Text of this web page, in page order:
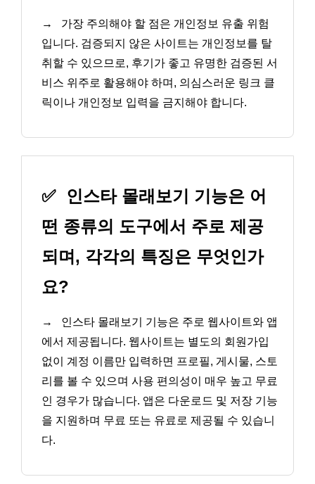
→
가장 주의해야 할 점은 개인정보 유출 위험
입니다. 검증되지 않은 사이트는 개인정보를 탈
취할 수 있으므로, 후기가 좋고 유명한 검증된 서
비스 위주로 활용해야 하며, 의심스러운 링크 클
릭이나 개인정보 입력을 금지해야 합니다.
✅
인스타 몰래보기 기능은 어
떤 종류의 도구에서 주로 제공
되며, 각각의 특징은 무엇인가
요?
→
인스타 몰래보기 기능은 주로 웹사이트와 앱
에서 제공됩니다. 웹사이트는 별도의 회원가입
없이 계정 이름만 입력하면 프로필, 게시물, 스토
리를 볼 수 있으며 사용 편의성이 매우 높고 무료
인 경우가 많습니다. 앱은 다운로드 및 저장 기능
을 지원하며 무료 또는 유료로 제공될 수 있습니
다.